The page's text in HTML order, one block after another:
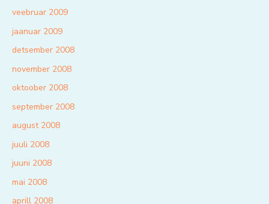
veebruar 2009
jaanuar 2009
detsember 2008
november 2008
oktoober 2008
september 2008
august 2008
juuli 2008
juuni 2008
mai 2008
aprill 2008